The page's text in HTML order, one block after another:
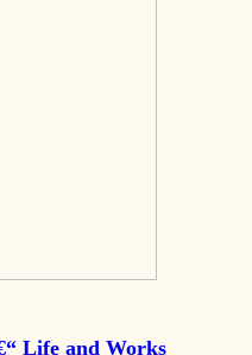
Life and Works